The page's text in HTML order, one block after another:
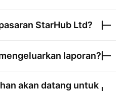
StarHub Ltd?
laporan?
akan datang untuk